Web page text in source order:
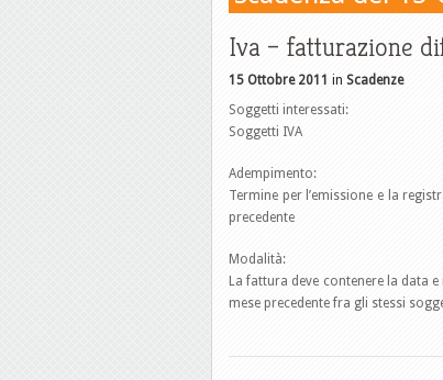
Iva – fatturazione
15 Ottobre 2011 in Scadenze
Soggetti interessati:
Soggetti IVA
Adempimento:
Termine per l’emissione e la
precedente
Modalità:
La fattura deve contenere la data
mese precedente fra gli stessi